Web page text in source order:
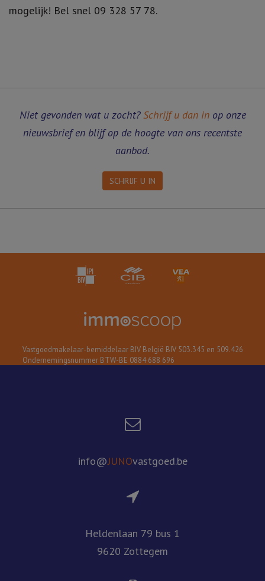
mogelijk! Bel snel 09 328 57 78.
Niet gevonden wat u zocht? Schrijf u dan inop onze
nieuwsbrief en blijf op de hoogte van ons recentste
aanbod.
SCHRIJF U IN
Vastgoedmakelaar-bemiddelaar BIV België BIV 503.345 en 509.426
Ondernemingsnummer BTW-BE 0884 688 696
info@JUNOvastgoed.be
Heldenlaan 79 bus 1
9620 Zottegem